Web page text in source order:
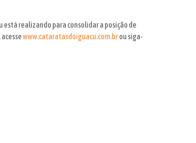
realizando para consolidar a posição de
www.cataratasdoiguacu.com.brou siga-